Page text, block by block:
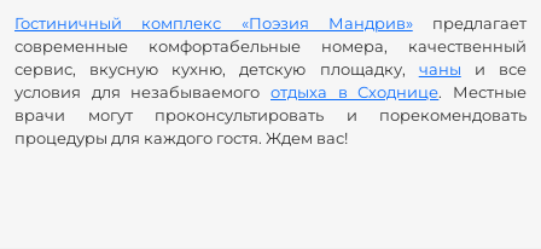
Гостиничный комплекс «Поэзия Мандрив»предлагает
современные комфортабельные номера, качественный
сервис, вкусную кухню, детскую площадку, чаны и все
условия для незабываемого отдыха в Сходнице. Местные
врачи могут проконсультировать и порекомендовать
процедуры для каждого гостя. Ждем вас!